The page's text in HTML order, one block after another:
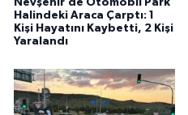
Nevşehir’de Otomobil Park
Halindeki Araca Çarptı: 1
Kişi Hayatını Kaybetti, 2 Kişi
Yaralandı